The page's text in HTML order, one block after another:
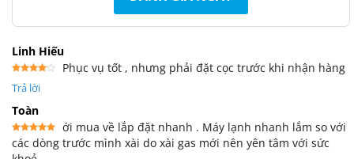
Linh Hiếu
xếp
5 sao
Phục vụ tốt , nhưng phải đặt cọc trước khi nhận hàng
Trả lời
Toàn
Được xếp
hạng55
ới mua về lắp đặt nhanh . Máy lạnh nhanh lắm so với
các dòng trước mình xài do xài gas mới nên yên tâm với sức